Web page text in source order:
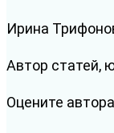
Ирина
Автор статей,
Оцените автора